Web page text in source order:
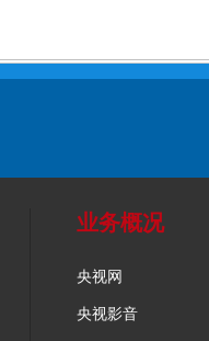
业务概况
央视网
央视影音